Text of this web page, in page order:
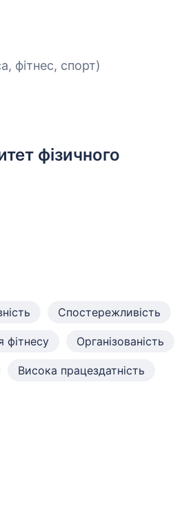
фітнес, спорт)
фізичного
Спостережливість
фітнесу Організованість
Висока працездатність